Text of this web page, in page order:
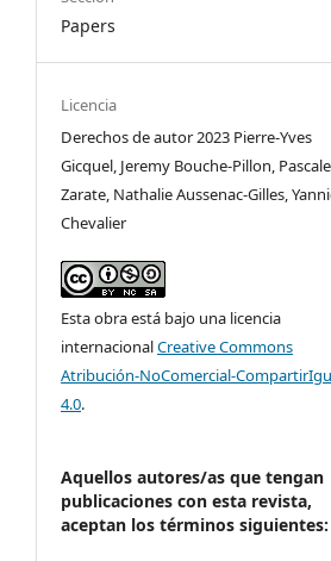
Papers
Licencia
Derechos de autor 2023 Pierre-Yves
Gicquel, Jeremy Bouche-Pillon, Pascale
Zarate, Nathalie Aussenac-Gilles,
Chevalier
Esta obra está bajo una licencia
internacionalCreative Commons
Atribución-NoComercial-
4.0.
Aquellos autores/as que tengan
publicaciones con esta revista,
aceptan los términos siguientes: